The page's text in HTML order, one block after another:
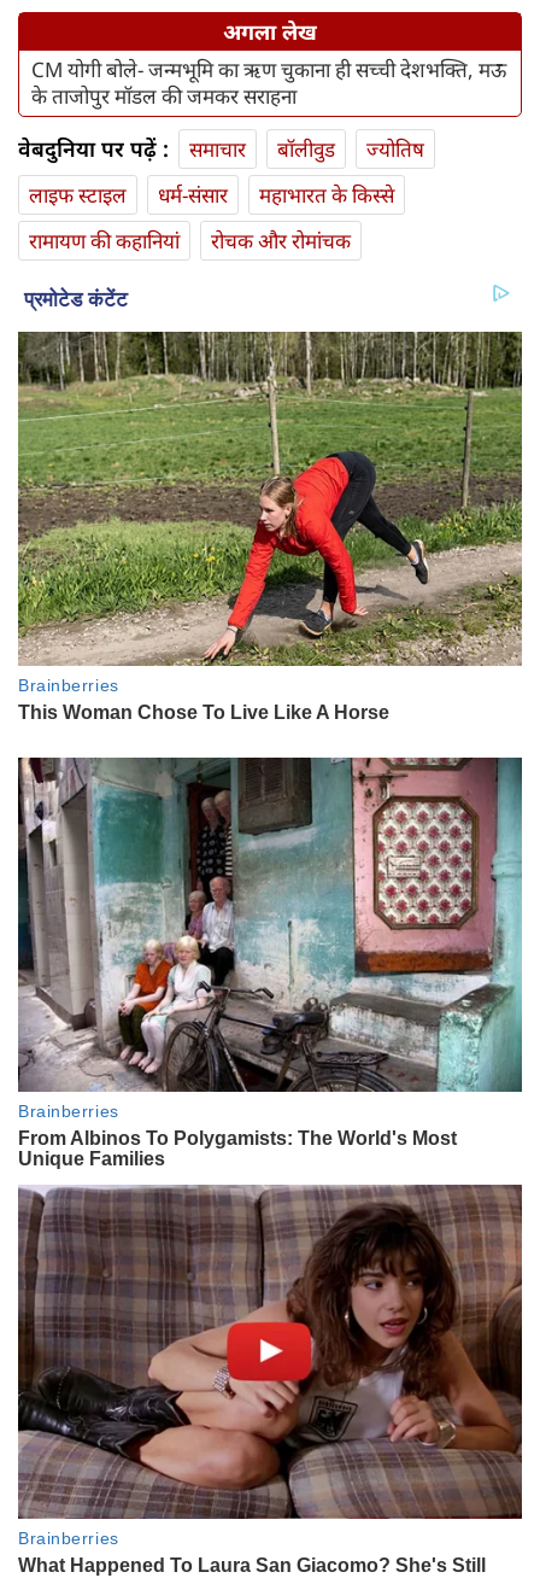
अगला लेख
CM योगी बोले- जन्मभूमि का ऋण चुकाना ही सच्ची देशभक्ति, मऊ
के ताजोपुर मॉडल की जमकर सराहना
वेबदुनिया पर पढ़ें : समाचार बॉलीवुड
ज्योतिष
लाइफ स्‍टाइल
धर्म-संसार
महाभारत के किस्से
रामायण की कहानियां
रोचक और रोमांचक